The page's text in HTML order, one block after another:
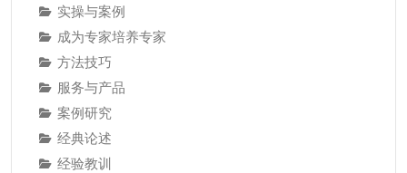
实操与案例
成为专家培养专家
方法技巧
服务与产品
案例研究
经典论述
经验教训